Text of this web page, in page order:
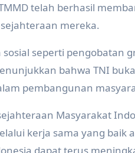
telah berhasil
mereka.
seperti pengobatan
bahwa TNI
pembangunan
Masyarakat
kerja sama yang baik